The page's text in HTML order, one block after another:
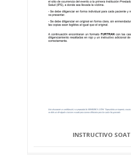
INSTRUCTIVO SOAT